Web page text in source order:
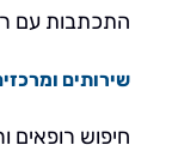
התכתבות עם
שירותים
חיפוש רופאים